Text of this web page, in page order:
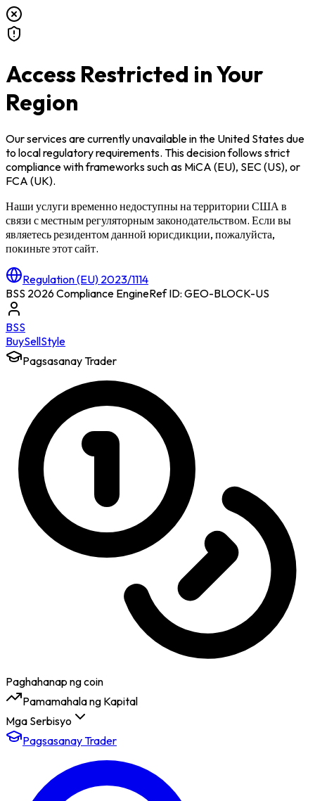
Access Restricted in Your
Region
Our services are currently unavailable inthe United Statesdue
to local regulatory requirements. This decision follows strict
compliance with frameworks such as MiCA (EU), SEC (US), or
FCA (UK).
Наши услуги временно недоступны на территории США в
связи с местным регуляторным законодательством. Если вы
являетесь резидентом данной юрисдикции, пожалуйста,
покиньте этот сайт.
Regulation (EU) 2023/1114
BSS 2026 Compliance EngineRef ID: GEO-BLOCK-US
BSS
BuySellStyle
Pagsasanay Trader
Paghahanap ng coin
Pamamahala ng Kapital
Mga Serbisyo
Pagsasanay Trader